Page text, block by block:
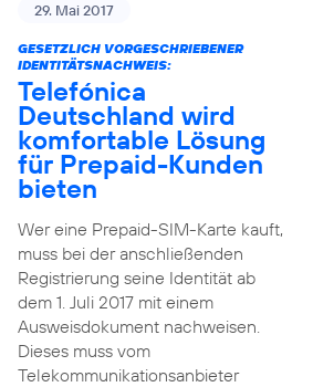
29. Mai 2017
GESETZLICH VORGESCHRIEBENER
IDENTITÄTSNACHWEIS:
Telefónica
Deutschland wird
komfortable Lösung
für Prepaid-Kunden
bieten
Wer eine Prepaid-SIM-Karte kauft,
muss bei der anschließenden
Registrierung seine Identität ab
dem 1. Juli 2017 mit einem
Ausweisdokument nachweisen.
Dieses muss vom
Telekommunikationsanbieter